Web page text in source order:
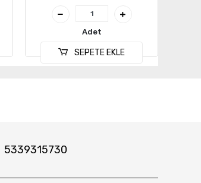
Adet
SEPETE EKLE
5339315730